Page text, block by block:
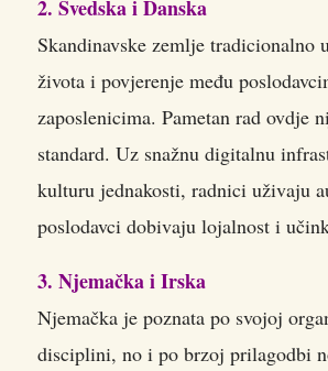
2. Švedska i Danska
Skandinavske zemlje tradicionalno
života i povjerenje među
zaposlenicima. Pametan rad ovdje
standard. Uz snažnu digitalnu
kulturu jednakosti, radnici uživaju
poslodavci dobivaju lojalnost i
3. Njemačka i Irska
Njemačka je poznata po svojoj
disciplini, no i po brzoj prilagodbi